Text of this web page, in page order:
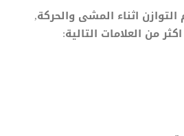
اثناء المشى والحركة,
من العلامات التالية: